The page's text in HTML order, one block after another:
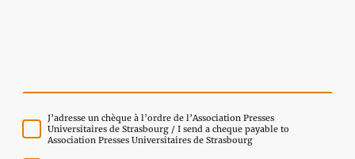
J’adresse un chèque à l’ordre de l’Association Presses
Universitaires de Strasbourg / I send a cheque payable to
Association Presses Universitaires de Strasbourg